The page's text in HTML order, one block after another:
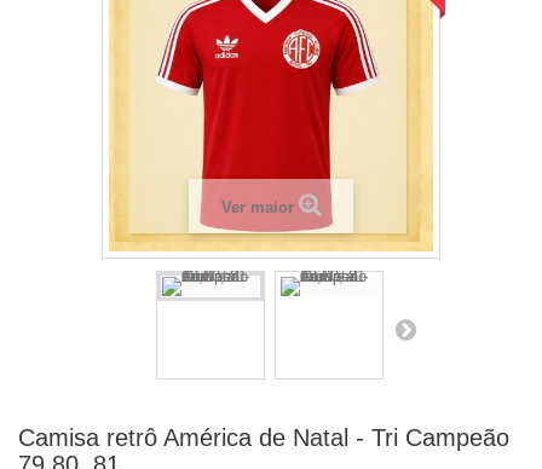
Ver maior
Camisa retrô América de Natal - Tri Campeão